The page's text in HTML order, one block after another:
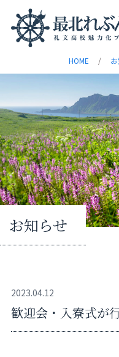
お知らせ
HOME
2023.04.12
歓迎会・入寮式が